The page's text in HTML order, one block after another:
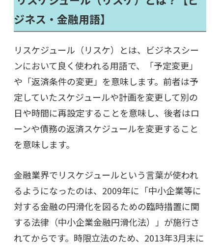
ジネス・金融用語】
リスケジュール（リスケ）とは、ビジネスシー
ンにおいて良く使われる用語で、「予定変更」
や「返済条件の変更」を意味します。前者は予
定していたスケジュールや計画を変更して別の
日や時間に再設定することを意味し、後者はロ
ーンや債務の返済スケジュールを変更すること
を意味します。
金融業界でリスケジュールという言葉が使われ
るようになったのは、2009年に「中小企業等に
対する金融の円滑化を図るための臨時措置に関
する法律（中小企業金融円滑化法）」が施行さ
れてからです。時限立法のため、2013年3月末に